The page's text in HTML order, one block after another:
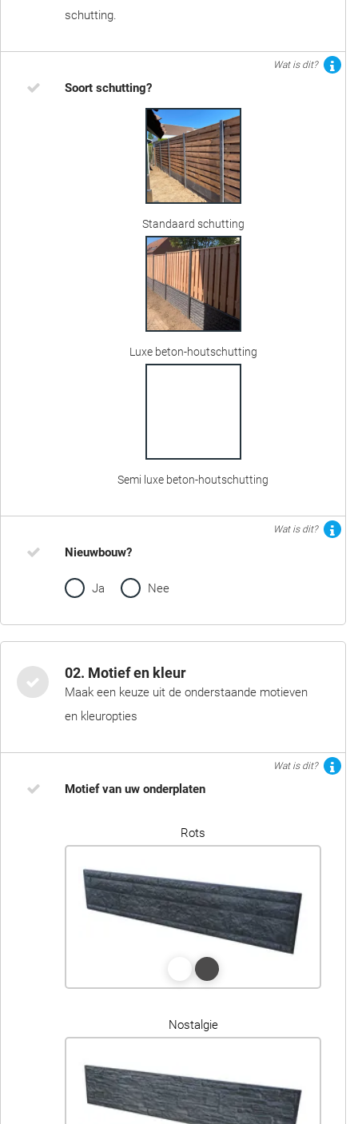
schutting.
Wat is dit?
Soort schutting?
Standaard schutting
Luxe beton-houtschutting
Semi luxe beton-houtschutting
Wat is dit?
Nieuwbouw?
Ja Nee
02. Motief en kleur
Maak een keuze uit de onderstaande motieven
en kleuropties
Wat is dit?
Motief van uw onderplaten
Rots
Nostalgie